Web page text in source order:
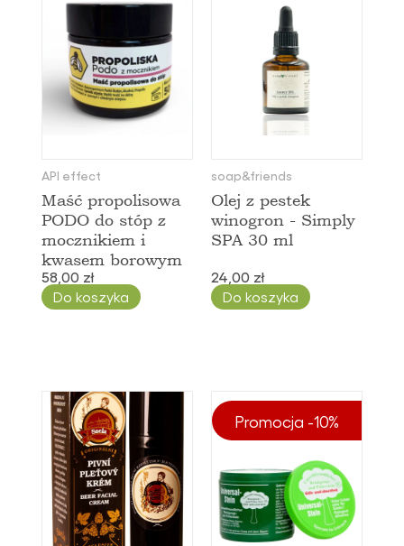
API effect
Maść propolisowa
PODO do stóp z
mocznikiem i
kwasem borowym
58,00 zł
Do koszyka
soap&friends
Olej z pestek
winogron - Simply
SPA 30 ml
24,00 zł
Do koszyka
Promocja -10%